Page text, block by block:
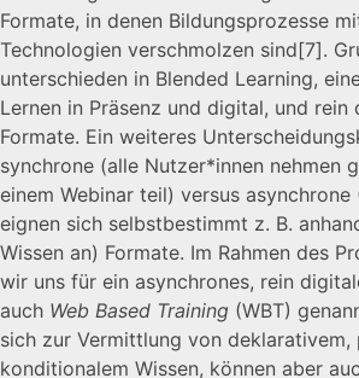
Formate, in denen Bildungsprozesse
Technologien verschmolzen sind[7].
unterschieden in Blended Learning,
Lernen in Präsenz und digital, und
Formate. Ein weiteres
synchrone (alle Nutzer*innen nehmen
einem Webinar teil) versus asynchrone
eignen sich selbstbestimmt z. B.
Wissen an) Formate. Im Rahmen des
wir uns für ein asynchrones, rein
auch Web Based Training (WBT)
sich zur Vermittlung von deklarativem,
konditionalem Wissen, können aber